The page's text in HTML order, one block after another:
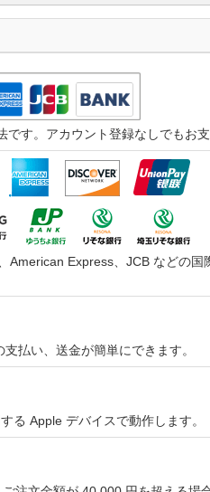
す。アカウント登録なしでもお支
American Express、JCB などの
払い、送金が簡単にできます。
る Apple デバイスで動作します。